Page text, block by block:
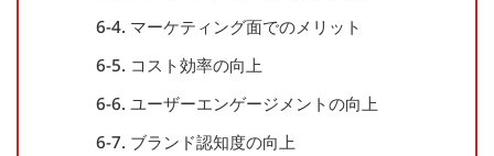
6-4. マーケティング面でのメリット
6-5. コスト効率の向上
6-6. ユーザーエンゲージメントの向上
6-7. ブランド認知度の向上